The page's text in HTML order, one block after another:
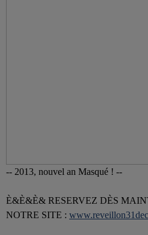
-- 2013, nouvel an Masqué ! --
È&È&È& RESERVEZ DÈS
NOTRE SITE :